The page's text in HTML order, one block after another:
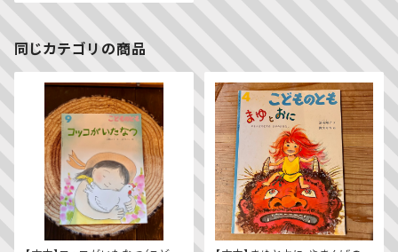
同じカテゴリの商品